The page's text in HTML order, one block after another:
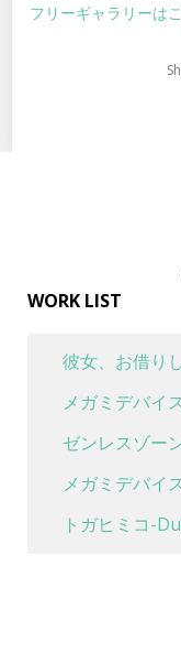
フリーギャラリーは
WORK LIST
彼女、お借り
メガミデバイ
ゼンレスゾーン
メガミデバイ
トガヒミコ-